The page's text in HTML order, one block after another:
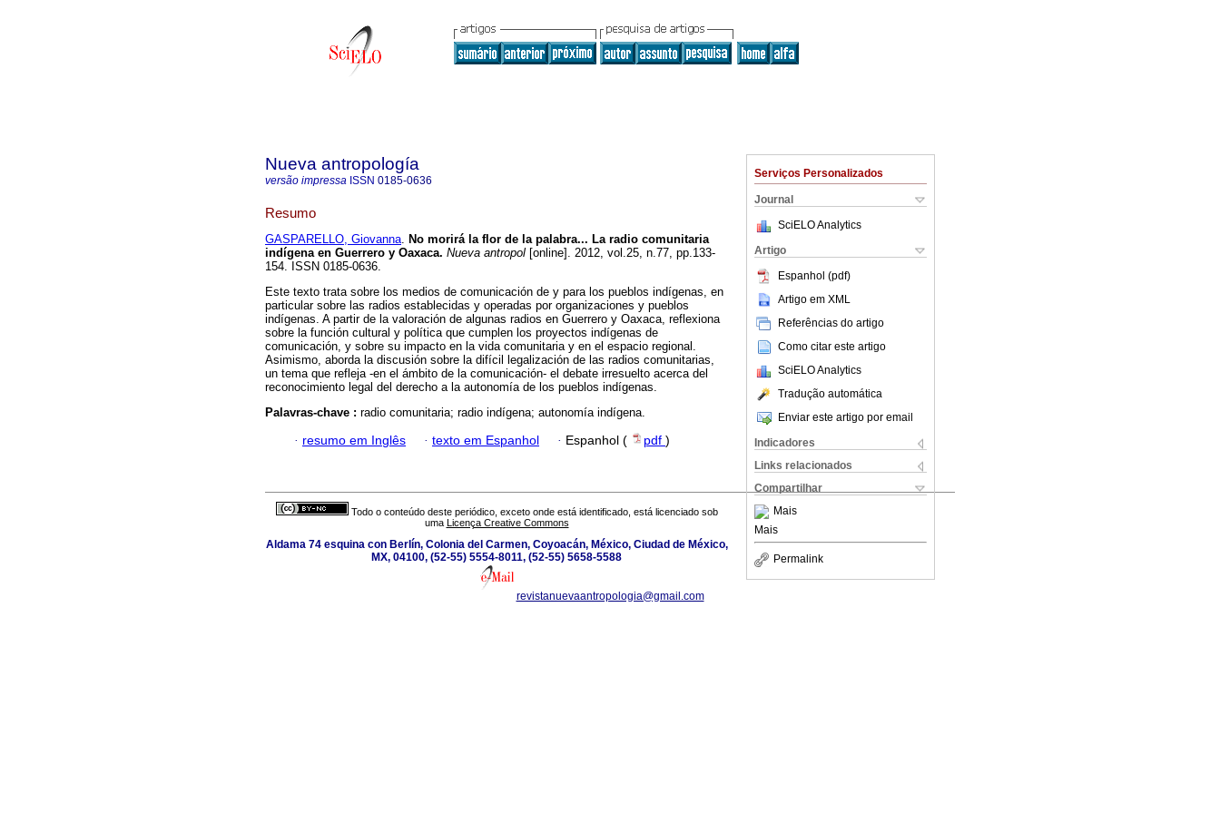
Serviços Personalizados
Journal
SciELO Analytics
Artigo
Espanhol (pdf)
Artigo em XML
Referências do artigo
Como citar este artigo
SciELO Analytics
Tradução automática
Enviar este artigo por email
Indicadores
Links relacionados
Compartilhar
Mais
Mais
Permalink
Nueva antropología
versão impressa ISSN 0185-0636
Resumo
GASPARELLO, Giovanna. No morirá la flor de la palabra... La radio comunitaria
indígena en Guerrero y Oaxaca. Nueva antropol [online]. 2012, vol.25, n.77, pp.133-
154. ISSN 0185-0636.
Este texto trata sobre los medios de comunicación de y para los pueblos indígenas, en
particular sobre las radios establecidas y operadas por organizaciones y pueblos
indígenas. A partir de la valoración de algunas radios en Guerrero y Oaxaca, reflexiona
sobre la función cultural y política que cumplen los proyectos indígenas de
comunicación, y sobre su impacto en la vida comunitaria y en el espacio regional.
Asimismo, aborda la discusión sobre la difícil legalización de las radios comunitarias,
un tema que refleja -en el ámbito de la comunicación- el debate irresuelto acerca del
reconocimiento legal del derecho a la autonomía de los pueblos indígenas.
Palavras-chave : radio comunitaria; radio indígena; autonomía indígena.
· resumo em Inglês · texto em Espanhol · Espanhol ( pdf )
Todo o conteúdo deste periódico, exceto onde está identificado, está licenciado sob
uma Licença Creative Commons
Aldama 74 esquina con Berlín, Colonia del Carmen, Coyoacán, México, Ciudad de México,
MX, 04100, (52-55) 5554-8011, (52-55) 5658-5588
revistanuevaantropologia@gmail.com